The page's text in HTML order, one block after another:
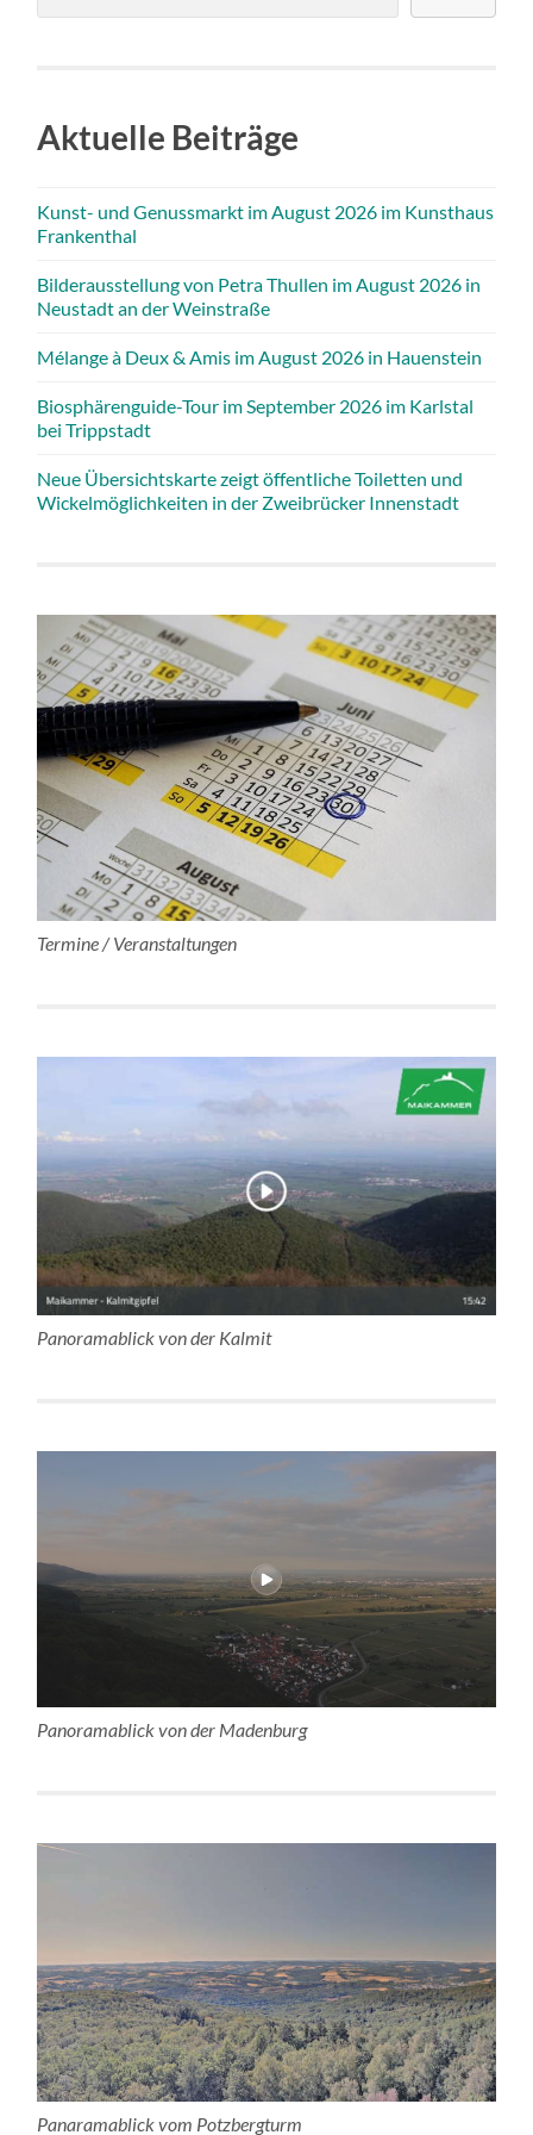
Aktuelle Beiträge
Kunst- und Genussmarkt im August 2026 im Kunsthaus
Frankenthal
Bilderausstellung von Petra Thullen im August 2026 in
Neustadt an der Weinstraße
Mélange à Deux & Amis im August 2026 in Hauenstein
Biosphärenguide-Tour im September 2026 im Karlstal
bei Trippstadt
Neue Übersichtskarte zeigt öffentliche Toiletten und
Wickelmöglichkeiten in der Zweibrücker Innenstadt
Termine / Veranstaltungen
Panoramablick von der Kalmit
Panoramablick von der Madenburg
Panaramablick vom Potzbergturm